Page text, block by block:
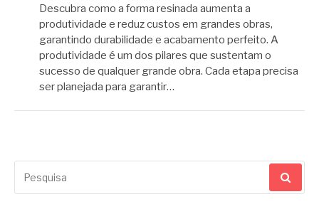
Descubra como a forma resinada aumenta a
produtividade e reduz custos em grandes obras,
garantindo durabilidade e acabamento perfeito. A
produtividade é um dos pilares que sustentam o
sucesso de qualquer grande obra. Cada etapa precisa
ser planejada para garantir…
por: